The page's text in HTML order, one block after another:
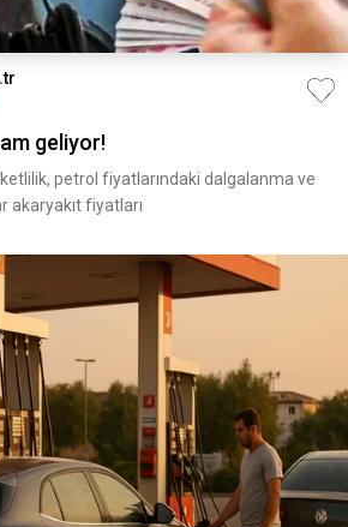
geliyor!
petrol fiyatlarındaki dalgalanma ve
akaryakıt fiyatları